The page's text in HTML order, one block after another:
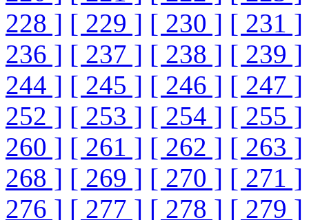
228 ] [ 229 ] [ 230 ] [ 231 ]
236 ] [ 237 ] [ 238 ] [ 239 ]
244 ] [ 245 ] [ 246 ] [ 247 ]
252 ] [ 253 ] [ 254 ] [ 255 ]
260 ] [ 261 ] [ 262 ] [ 263 ]
268 ] [ 269 ] [ 270 ] [ 271 ]
276 ] [ 277 ] [ 278 ] [ 279 ]